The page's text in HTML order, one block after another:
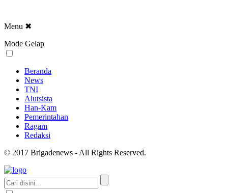
Menu ✖
Mode Gelap
Beranda
News
TNI
Alutsista
Han-Kam
Pemerintahan
Ragam
Redaksi
© 2017 Brigadenews - All Rights Reserved.